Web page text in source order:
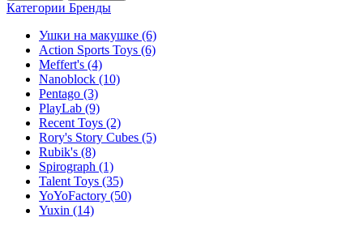
Категории Бренды
Ушки на макушке (6)
Action Sports Toys (6)
Meffert's (4)
Nanoblock (10)
Pentago (3)
PlayLab (9)
Recent Toys (2)
Rory's Story Cubes (5)
Rubik's (8)
Spirograph (1)
Talent Toys (35)
YoYoFactory (50)
Yuxin (14)